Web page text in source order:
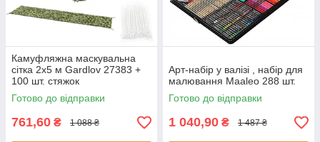
Камуфляжна маскувальна
сітка 2x5 м Gardlov 27383 +
100 шт. стяжок
Готово до відправки
761,60 ₴ 1 088 ₴
Арт-набір у валізі , набір для
малювання Maaleo 288 шт.
Готово до відправки
1 040,90 ₴ 1 487 ₴